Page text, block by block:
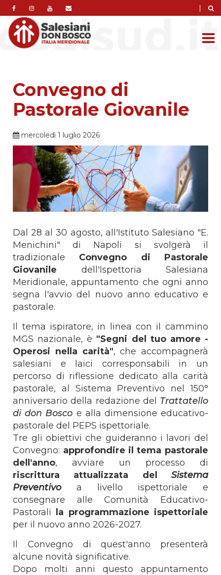
|
Convegno di
Pastorale Giovanile
mercoledì 1 luglio 2026
Dal 28 al 30 agosto, all'Istituto Salesiano "E.
Menichini" di Napoli si svolgerà il
tradizionale Convegno di Pastorale
Giovanile dell'Ispettoria Salesiana
Meridionale, appuntamento che ogni anno
segna l'avvio del nuovo anno educativo e
pastorale.
Il tema ispiratore, in linea con il cammino
MGS nazionale, è "Segni del tuo amore -
Operosi nella carità", che accompagnerà
salesiani e laici corresponsabili in un
percorso di riflessione dedicato alla carità
pastorale, al Sistema Preventivo nel 150°
anniversario della redazione del Trattatello
di don Bosco e alla dimensione educativo-
pastorale del PEPS ispettoriale.
Tre gli obiettivi che guideranno i lavori del
Convegno: approfondire il tema pastorale
dell'anno, avviare un processo di
riscrittura attualizzata del Sistema
Preventivoa livello ispettoriale e
consegnare alle Comunità Educativo-
Pastorali la programmazione ispettoriale
per il nuovo anno 2026-2027.
Il Convegno di quest'anno presenterà
alcune novità significative.
Dopo molti anni questo appuntamento